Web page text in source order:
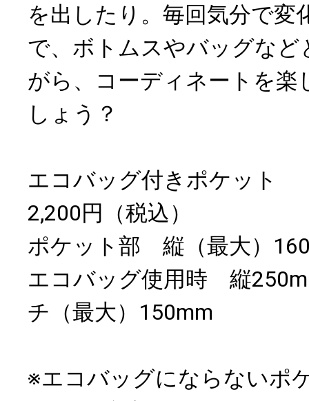
を出したり。毎回気分で変
で、ボトムスやバッグなど
がら、コーディネートを楽
しょう？
エコバッグ付きポケット
2,200円（税込）
ポケット部 縦（最大）
エコバッグ使用時 縦
チ（最大）150mm
※エコバッグにならないポ